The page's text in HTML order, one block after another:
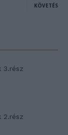
KÖVETÉS
3.rész
2.rész